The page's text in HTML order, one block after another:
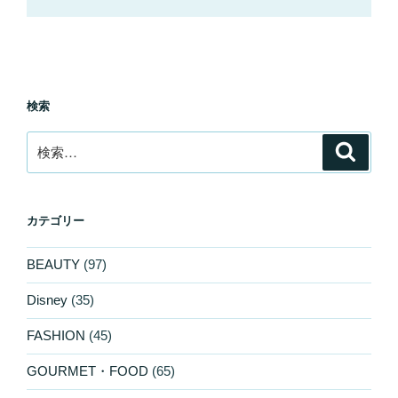
検索
索:
カテゴリー
BEAUTY (97)
Disney (35)
FASHION (45)
GOURMET・FOOD (65)